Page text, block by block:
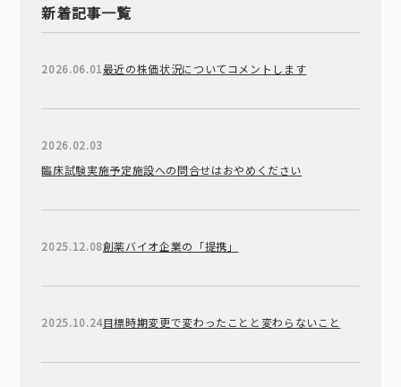
新着記事一覧
2026.06.01最近の株価状況についてコメントします
2026.02.03
臨床試験実施予定施設への問合せはおやめください
2025.12.08創薬バイオ企業の「提携」
2025.10.24目標時期変更で変わったことと変わらないこと